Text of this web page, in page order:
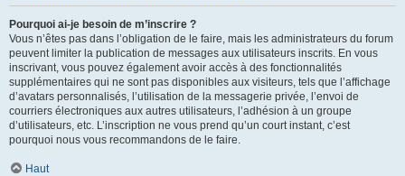
Pourquoi ai-je besoin de m’inscrire ?
Vous n’êtes pas dans l’obligation de le faire, mais les administrateurs du forum
peuvent limiter la publication de messages aux utilisateurs inscrits. En vous
inscrivant, vous pouvez également avoir accès à des fonctionnalités
supplémentaires qui ne sont pas disponibles aux visiteurs, tels que l’affichage
d’avatars personnalisés, l’utilisation de la messagerie privée, l’envoi de
courriers électroniques aux autres utilisateurs, l’adhésion à un groupe
d’utilisateurs, etc. L’inscription ne vous prend qu’un court instant, c’est
pourquoi nous vous recommandons de le faire.
Haut